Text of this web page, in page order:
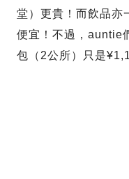
堂）更貴！而飲品亦
便宜！不過，auntie
包（2公所）只是